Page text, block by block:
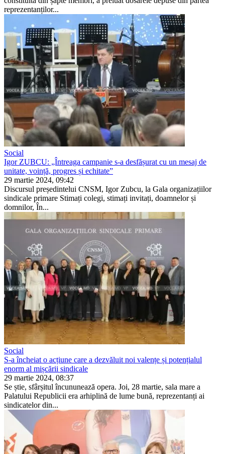
reprezentanților...
Social
Igor ZUBCU: „Întreaga campanie s-a desfășurat cu un mesaj de
unitate, voință, progres și echitate”
29 martie 2024, 09:42
Discursul președintelui CNSM, Igor Zubcu, la Gala organizațiilor
sindicale primare Stimați colegi, stimați invitați, doamnelor și
domnilor, În...
Social
S-a încheiat o acțiune care a dezvăluit noi valențe și potențialul
enorm al mișcării sindicale
29 martie 2024, 08:37
Se știe, sfârșitul încununează opera. Joi, 28 martie, sala mare a
Palatului Republicii era arhiplină de lume bună, reprezentanți ai
sindicatelor din...